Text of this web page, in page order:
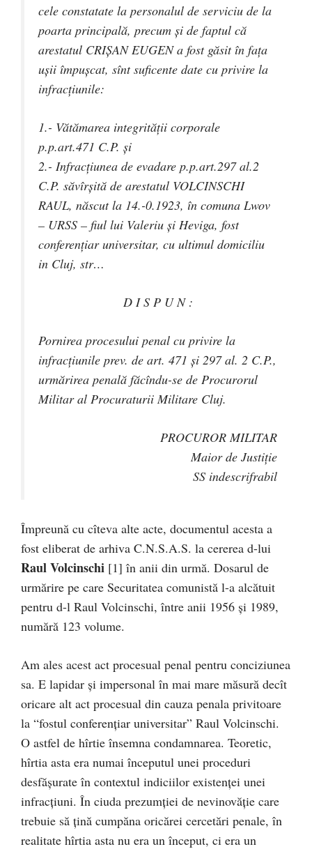
cele constatate la personalul de serviciu de la
poarta principală, precum şi de faptul că
arestatul CRIŞAN EUGEN a fost găsit în faţa
uşii împuşcat, sînt suficente date cu privire la
infracţiunile:
1.- Vătămarea integrităţii corporale
p.p.art.471 C.P. şi
2.- Infracţiunea de evadare p.p.art.297 al.2
C.P. săvîrşită de arestatul VOLCINSCHI
RAUL, născut la 14.-0.1923, în comuna Lwov
– URSS – fiul lui Valeriu şi Heviga, fost
conferenţiar universitar, cu ultimul domiciliu
in Cluj, str…
D I S P U N :
Pornirea procesului penal cu privire la
infracţiunile prev. de art. 471 şi 297 al. 2 C.P.,
urmărirea penală făcîndu-se de Procurorul
Militar al Procuraturii Militare Cluj.
PROCUROR MILITAR
Maior de Justiţie
SS indescrifrabil
Împreună cu cîteva alte acte, documentul acesta a
fost eliberat de arhiva C.N.S.A.S. la cererea d-lui
Raul Volcinschi [1] în anii din urmă. Dosarul de
urmărire pe care Securitatea comunistă l-a alcătuit
pentru d-l Raul Volcinschi, între anii 1956 şi 1989,
numără 123 volume.
Am ales acest act procesual penal pentru conciziunea
sa. E lapidar şi impersonal în mai mare măsură decît
oricare alt act procesual din cauza penala privitoare
la “fostul conferenţiar universitar” Raul Volcinschi.
O astfel de hîrtie însemna condamnarea. Teoretic,
hîrtia asta era numai începutul unei proceduri
desfăşurate în contextul indiciilor existenţei unei
infracţiuni. În ciuda prezumţiei de nevinovăţie care
trebuie să ţină cumpăna oricărei cercetări penale, în
realitate hîrtia asta nu era un început, ci era un